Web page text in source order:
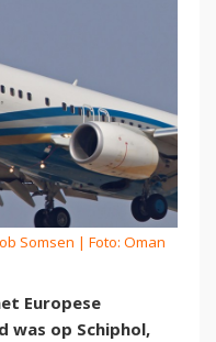
Somsen | Foto: Oman
Europese
op Schiphol,